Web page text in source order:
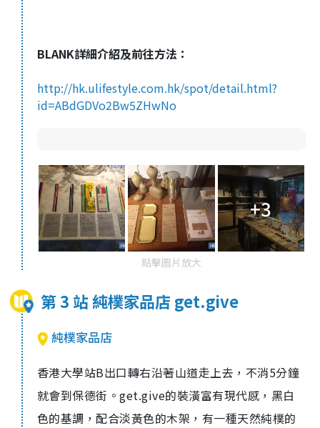
BLANK詳細介紹及前往方法：
http://hk.ulifestyle.com.hk/spot/detail.html?
id=ABdGDVo2Bw5ZHwNo
+3
點擊圖片放大
第 3 站 純樸家品店 get.give
純樸家品店
香港大學站B出口轉右沿著山道走上去，不消5分鐘
就會到保德街。get.give的裝潢富有現代感，黑白
色的基調，配合淡黃色的木架，有一種天然純樸的